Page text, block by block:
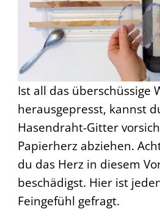
Ist all das überschüssige
herausgepresst, kannst
Hasendraht-Gitter
Papierherz abziehen.
du das Herz in diesem
beschädigst. Hier ist
Feingefühl gefragt.